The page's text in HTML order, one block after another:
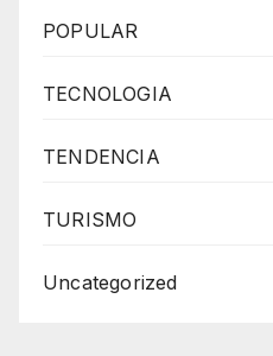
POPULAR
TECNOLOGIA
TENDENCIA
TURISMO
Uncategorized